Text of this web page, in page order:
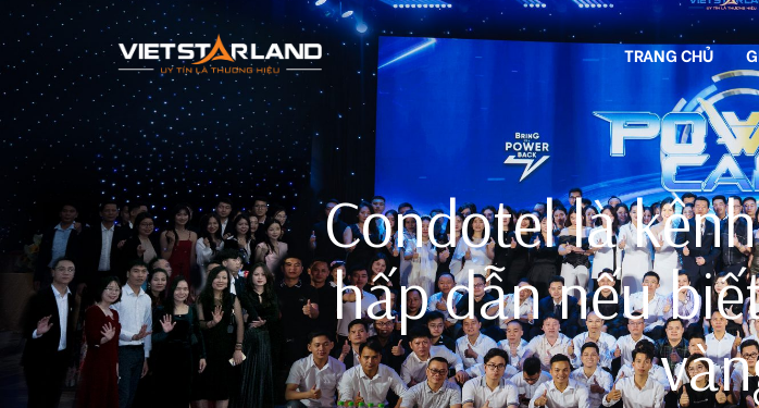
TRANG CHỦ
Condotel là
hấp dẫn nếu
Vinh